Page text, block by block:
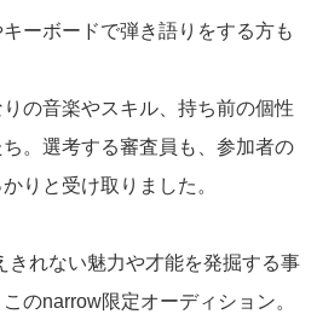
ーボードで弾き語りをする方も
の音楽やスキル、持ち前の個性
。選考する審査員も、参加者の
りと受け取りました。
きれない魅力や才能を発掘する事
のnarrow限定オーディション。